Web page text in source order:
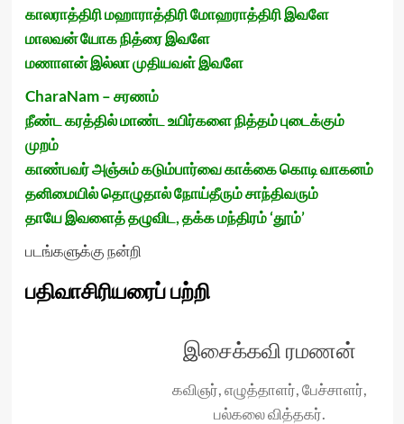
காலராத்திரி மஹாராத்திரி மோஹராத்திரி இவளே
மாலவன் யோக நித்ரை இவளே
மணாளன் இல்லா முதியவள் இவளே
CharaNam – சரணம்
நீண்ட கரத்தில் மாண்ட உயிர்களை நித்தம் புடைக்கும்
முறம்
காண்பவர் அஞ்சும் கடும்பார்வை காக்கை கொடி வாகனம்
தனிமையில் தொழுதால் நோய்தீரும் சாந்திவரும்
தாயே இவளைத் தழுவிட, தக்க மந்திரம் ‘தூம்’
படங்களுக்கு நன்றி
பதிவாசிரியரைப் பற்றி
இசைக்கவி ரமணன்
கவிஞர், எழுத்தாளர், பேச்சாளர்,
பல்கலை வித்தகர்.